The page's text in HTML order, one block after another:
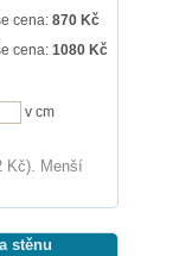
cena: 870 Kč
cena: 1080 Kč
v cm
Kč). Menší
stěnu